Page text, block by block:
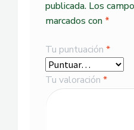
publicada. Los
marcados con *
Tu puntuación *
Tu valoración *